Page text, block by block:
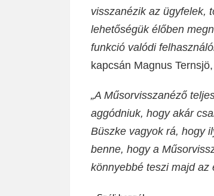
visszanézik az ügyfelek,
lehetőségük élőben
funkció valódi
kapcsán Magnus
„A Műsorvisszanéző
aggódniuk, hogy akár
Büszke vagyok rá, hogy
benne, hogy a
könnyebbé teszi majd az